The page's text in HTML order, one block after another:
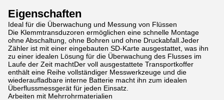
Eigenschaften
Ideal für die Überwachung und Messung von Flüssen
Die Klemmtransduzoren ermöglichen eine schnelle Montage
ohne Abschaltung, ohne Bohren und ohne Druckabfall.Jeder
Zähler ist mit einer eingebauten SD-Karte ausgestattet, was ihn
zu einer idealen Lösung für die Überwachung des Flusses im
Laufe der Zeit machtDer voll ausgestattete Transportkoffer
enthält eine Reihe vollständiger Messwerkzeuge und die
wiederaufladbare interne Batterie macht ihn zum idealen
Überflussmessgerät für jeden Einsatz.
Arbeiten mit Mehrrohrmaterialien